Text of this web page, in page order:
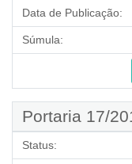
Data de Publicação:
Súmula:
Portaria 17/
Status: